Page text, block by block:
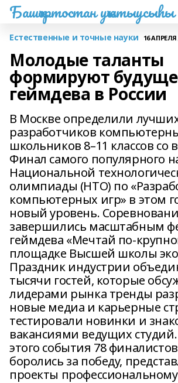
Башҡортостан уҡытыусыһы
Естественные и точные науки 16 АПРЕЛЯ
Молодые таланты
формируют
геймдева в России
В Москве определили
разработчиков
школьников 8–11 классов со
Финал самого популярного
Национальной
олимпиады (НТО) по
компьютерных игр» в этом
новый уровень.
завершились масштабным
геймдева «Мечтай по-
площадке Высшей школы
Праздник индустрии
тысячи гостей, которые
лидерами рынка тренды
новые медиа и карьерные
тестировали новинки и
вакансиями ведущих
этого события 78
боролись за победу,
проекты